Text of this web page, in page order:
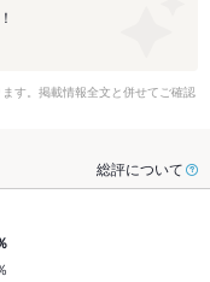
す。掲載情報全文と併せてご確認
総評について